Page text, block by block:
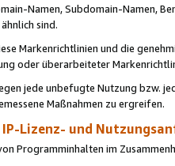
Namen, Subdomain-Namen,
sind.
Markenrichtlinien und die
oder überarbeiteter
jede unbefugte Nutzung bzw.
Maßnahmen zu ergreifen.
IP-Lizenz- und
Programminhalten im